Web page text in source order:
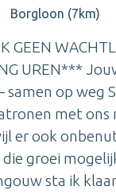
Borgloon (7km)
GEEN
UREN***
op weg
met ons
er ook
groei
sta ik